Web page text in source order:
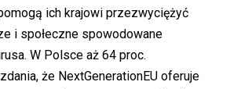
ich krajowi przezwyciężyć
i społeczne spowodowane
W Polsce aż 64 proc.
że NextGenerationEU oferuje